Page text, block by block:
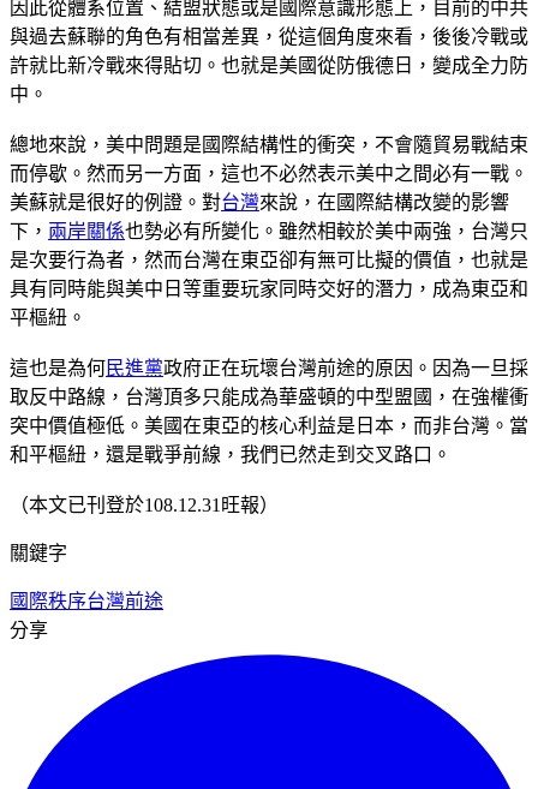
因此從體系位置、結盟狀態或是國際意識形態上，目前的中共
與過去蘇聯的角色有相當差異，從這個角度來看，後後冷戰或
許就比新冷戰來得貼切。也就是美國從防俄德日，變成全力防
中。
總地來說，美中問題是國際結構性的衝突，不會隨貿易戰結束
而停歇。然而另一方面，這也不必然表示美中之間必有一戰。
美蘇就是很好的例證。對台灣來說，在國際結構改變的影響
下， 兩岸關係也勢必有所變化。雖然相較於美中兩強，台灣只
是次要行為者，然而台灣在東亞卻有無可比擬的價值，也就是
具有同時能與美中日等重要玩家同時交好的潛力，成為東亞和
平樞紐。
這也是為何民進黨政府正在玩壞台灣前途的原因。因為一旦採
取反中路線，台灣頂多只能成為華盛頓的中型盟國，在強權衝
突中價值極低。美國在東亞的核心利益是日本，而非台灣。當
和平樞紐，還是戰爭前線，我們已然走到交叉路口。
（本文已刊登於108.12.31旺報）
關鍵字
國際秩序台灣前途
分享